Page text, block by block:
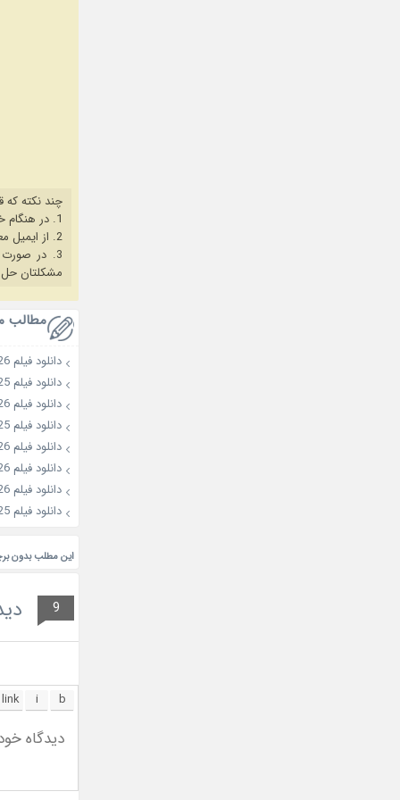
چند نکته که
1. در هنگام خرید حتما از آخرین نسخه مروگر فایرفاکس یا کروم استفاده کنید.
2. از ایمیل معتبر برای ثبت نام استفاده کنید.
3. در صورت بروز هرگونه مشکل در خرید، ابتدا
مشکلتان
مطالب
دانلود فیلم Wild Sing 2026
دانلود فیلم Second Sister 2025
دانلود فیلم Colony 2026
دانلود فیلم Choir of God 2025
دانلود فیلم Husbands in Action 2026
دانلود فیلم Heartman: Rock and Love 2026
دانلود فیلم My Name 2026
دانلود فیلم The Old Woman with the Knife 2025
این مطلب بدون
9